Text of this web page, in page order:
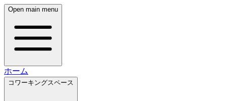
Open main menu
ホーム
コワーキングスペース